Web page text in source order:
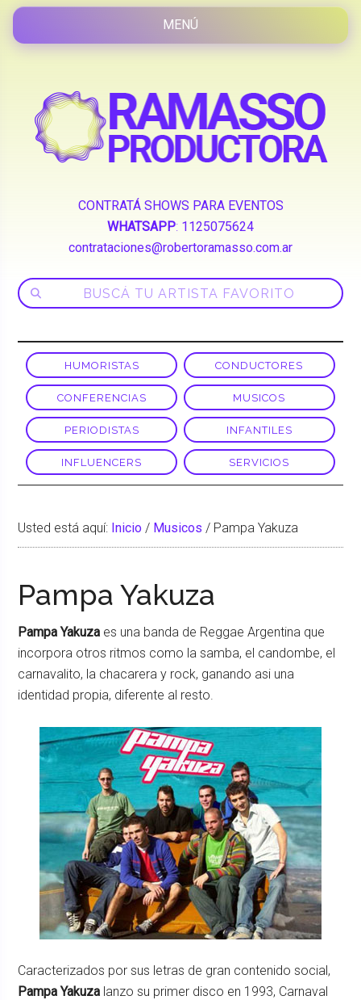
CONTRATÁ SHOWS PARA EVENTOS
WHATSAPP: 1125075624
contrataciones@robertoramasso.com.ar
HUMORISTAS CONDUCTORES
CONFERENCIAS MUSICOS
PERIODISTAS INFANTILES
INFLUENCERS SERVICIOS
Usted está aquí: Inicio / Musicos / Pampa Yakuza
Pampa Yakuza
Pampa Yakuza es una banda de Reggae Argentina que
incorpora otros ritmos como la samba, el candombe, el
carnavalito, la chacarera y rock, ganando asi una
identidad propia, diferente al resto.
Caracterizados por sus letras de gran contenido social,
Pampa Yakuza lanzo su primer disco en 1993, Carnaval